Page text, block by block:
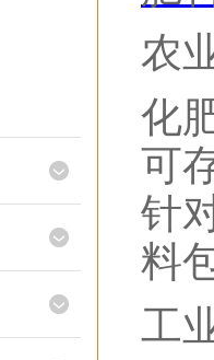
农
化
可
针
料
工